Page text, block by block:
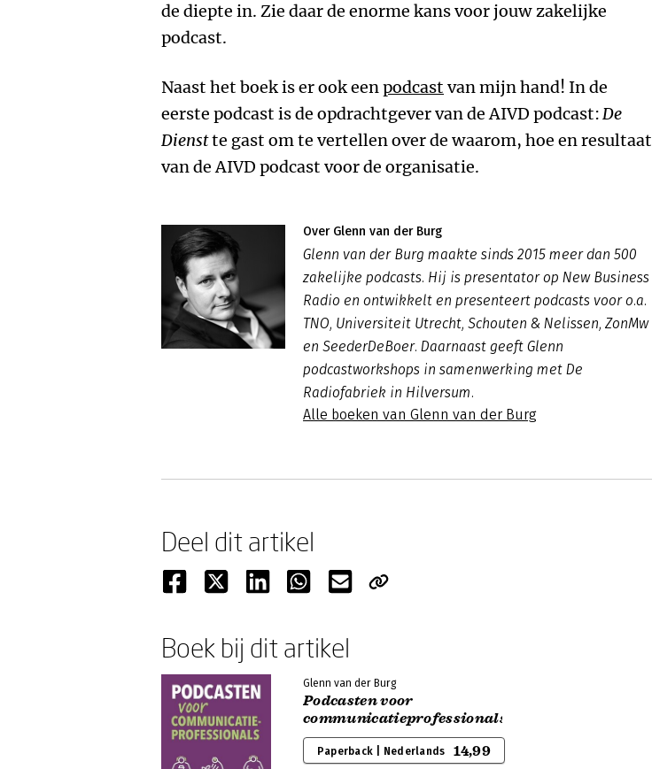
de diepte in. Zie daar de enorme kans voor jouw zakelijke
podcast.
Naast het boek is er ook eenpodcast van mijn hand! In de
eerste podcast is de opdrachtgever van de AIVD podcast:De
Dienstte gast om te vertellen over de waarom, hoe en resultaat
van de AIVD podcast voor de organisatie.
Over Glenn van der Burg
Glenn van der Burg maakte sinds 2015 meer dan 500
zakelijke podcasts. Hij is presentator op New Business
Radio en ontwikkelt en presenteert podcasts voor o.a.
TNO, Universiteit Utrecht, Schouten & Nelissen, ZonMw
en SeederDeBoer. Daarnaast geeft Glenn
podcastworkshops in samenwerking met De
Radiofabriek in Hilversum.
Alle boeken van Glenn van der Burg
Deel dit artikel
Boek bij dit artikel
Glenn van der Burg
Podcasten voor
communicatieprofessionals
Paperback | Nederlands 14,99